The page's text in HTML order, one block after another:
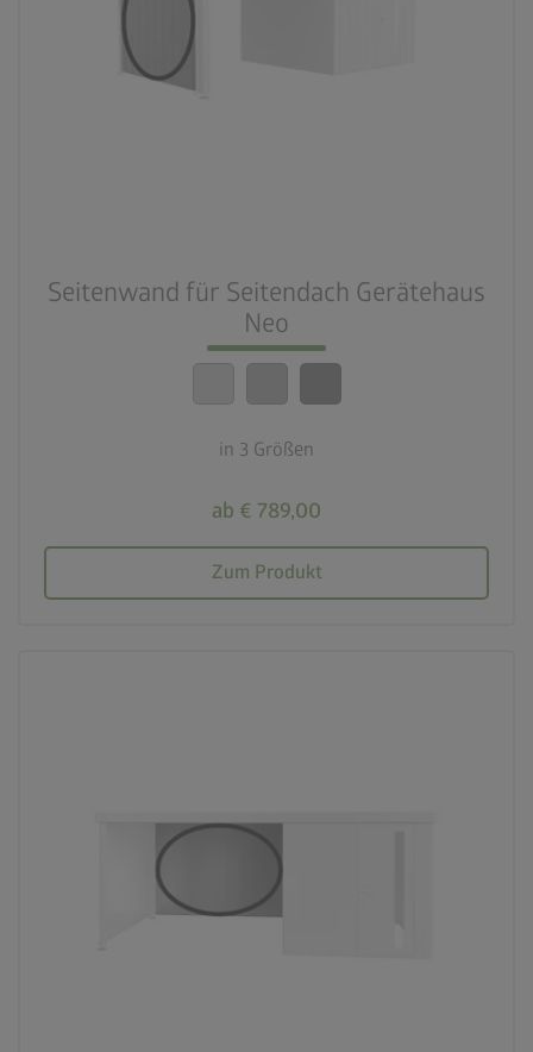
Seitenwand für Seitendach Gerätehaus
Neo
in 3 Größen
ab € 789,00
Zum Produkt